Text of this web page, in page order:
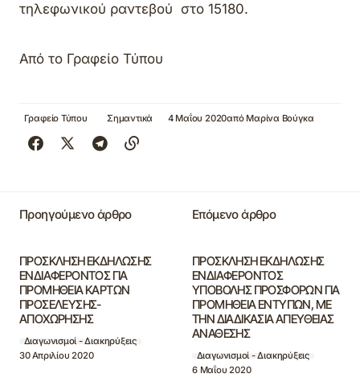
τηλεφωνικού ραντεβού στο 15180.
Από το Γραφείο Τύπου
Γραφείο Τύπου Σημαντικά 4 Μαΐου 2020από Μαρίνα Βούγκα
Προηγούμενο άρθρο
ΠΡΟΣΚΛΗΣΗ ΕΚΔΗΛΩΣΗΣ
ΕΝΔΙΑΦΕΡΟΝΤΟΣ ΓΙΑ
ΠΡΟΜΗΘΕΙΑ ΚΑΡΤΩΝ
ΠΡΟΣΕΛΕΥΣΗΣ-
ΑΠΟΧΩΡΗΣΗΣ
Διαγωνισμοί - Διακηρύξεις
30 Απριλίου 2020
Επόμενο άρθρο
ΠΡΟΣΚΛΗΣΗ ΕΚΔΗΛΩΣΗΣ
ΕΝΔΙΑΦΕΡΟΝΤΟΣ
ΥΠΟΒΟΛΗΣ ΠΡΟΣΦΟΡΩΝ ΓΙΑ
ΠΡΟΜΗΘΕΙΑ ΕΝΤΥΠΩΝ, ΜΕ
ΤΗΝ ΔΙΑΔΙΚΑΣΙΑ ΑΠΕΥΘΕΙΑΣ
ΑΝΑΘΕΣΗΣ
Διαγωνισμοί - Διακηρύξεις
6 Μαΐου 2020